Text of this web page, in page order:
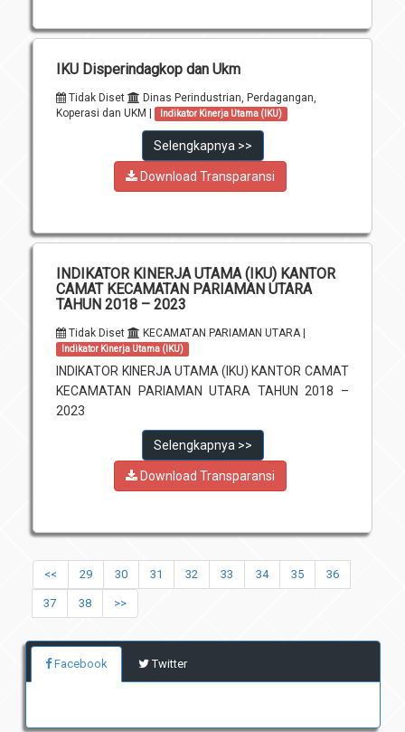
IKU Disperindagkop dan Ukm
Tidak Diset
Dinas Perindustrian, Perdagangan,
Koperasi dan UKM |
Indikator Kinerja Utama (IKU)
Selengkapnya >>
Download Transparansi
INDIKATOR KINERJA UTAMA (IKU) KANTOR
CAMAT KECAMATAN PARIAMAN UTARA
TAHUN 2018 – 2023
Tidak Diset KECAMATAN PARIAMAN UTARA |
Indikator Kinerja Utama (IKU)
INDIKATOR KINERJA UTAMA (IKU) KANTOR CAMAT
KECAMATAN PARIAMAN UTARA TAHUN 2018 –
2023
Selengkapnya >>
Download Transparansi
<< 29 30 31 32 33 34 35 36
37 38 >>
Facebook Twitter